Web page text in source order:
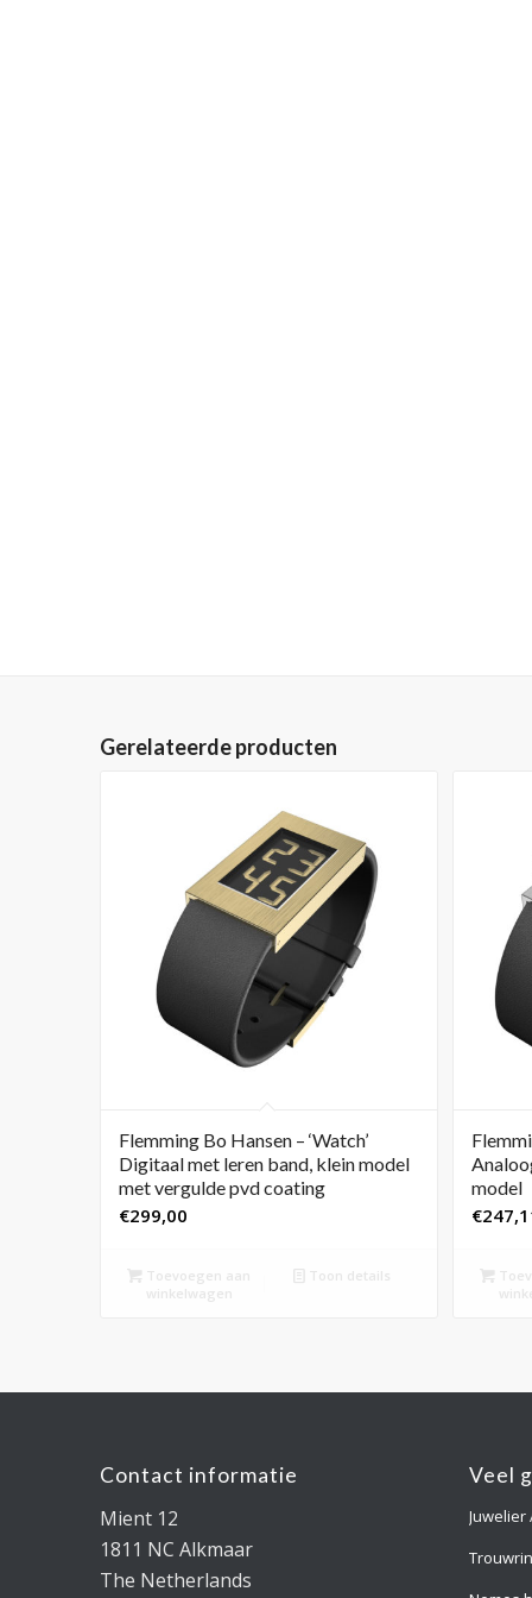
Gerelateerde producten
Flemming Bo Hansen – ‘Watch’
Digitaal met leren band, klein model
met vergulde pvd coating
€299,00
Toevoegen aan
winkelwagen
Toon details
model
€
Contact informatie
Mient 12
1811 NC Alkmaar
The Netherlands
Veel
Juwelier